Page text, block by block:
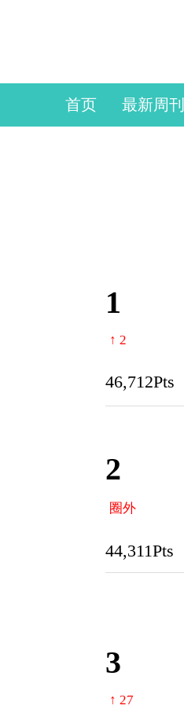
首页 最新周刊
1
↑ 2
46,712Pts
2
圈外
44,311Pts
3
↑ 27